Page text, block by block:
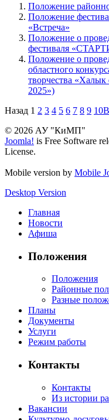
Положение
Положение
«Встреча»
Положение о
фестиваля
Положение о
областного
творчества «Халык
2025»)
Назад 1 2 3 4 5 6 7 8 9 10
© 2026 АУ "КиМП"
Joomla! is Free Software
License.
Mobile version by Mobile
Desktop Version
Главная
Новости
Афиша
Положения
Положения
Районные
Разные
Планы
Документы
Услуги
Режим работы
Контакты
Контакты
Из истории
Вакансии